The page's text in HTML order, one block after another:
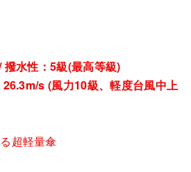
撥水性：5級(最高等級)
26.3m/s (風力10級、軽度台風中上
超軽量傘